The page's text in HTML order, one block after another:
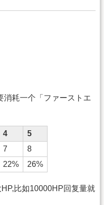
消耗一个「ファーストエ
4
5
7
8
22% 26%
比如10000HP回复量就